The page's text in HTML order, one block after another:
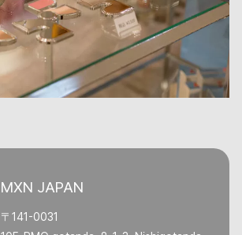
MXN JAPAN
〒141-0031